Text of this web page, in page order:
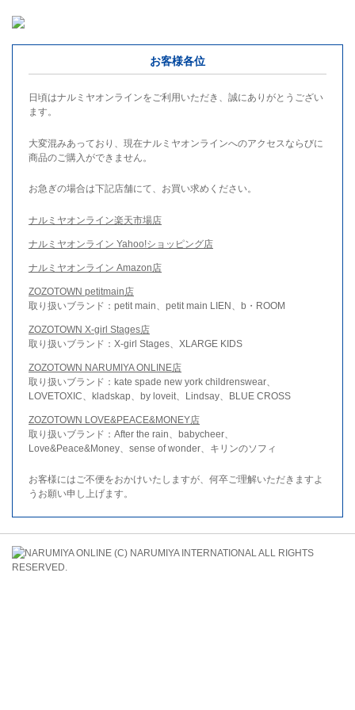
お客様各位
日頃はナルミヤオンラインをご利用いただき、誠にありがとうござい
ます。
大変混みあっており、現在ナルミヤオンラインへのアクセスならびに
商品のご購入ができません。
お急ぎの場合は下記店舗にて、お買い求めください。
ナルミヤオンライン楽天市場店
ナルミヤオンライン Yahoo!ショッピング店
ナルミヤオンライン Amazon店
ZOZOTOWN petitmain店
取り扱いブランド：petit main、petit main LIEN、b・ROOM
ZOZOTOWN X-girl Stages店
取り扱いブランド：X-girl Stages、XLARGE KIDS
ZOZOTOWN NARUMIYA ONLINE店
取り扱いブランド：kate spade new york childrenswear、
LOVETOXIC、kladskap、by loveit、Lindsay、BLUE CROSS
ZOZOTOWN LOVE&PEACE&MONEY店
取り扱いブランド：After the rain、babycheer、
Love&Peace&Money、sense of wonder、キリンのソフィ
お客様にはご不便をおかけいたしますが、何卒ご理解いただきますよ
うお願い申し上げます。